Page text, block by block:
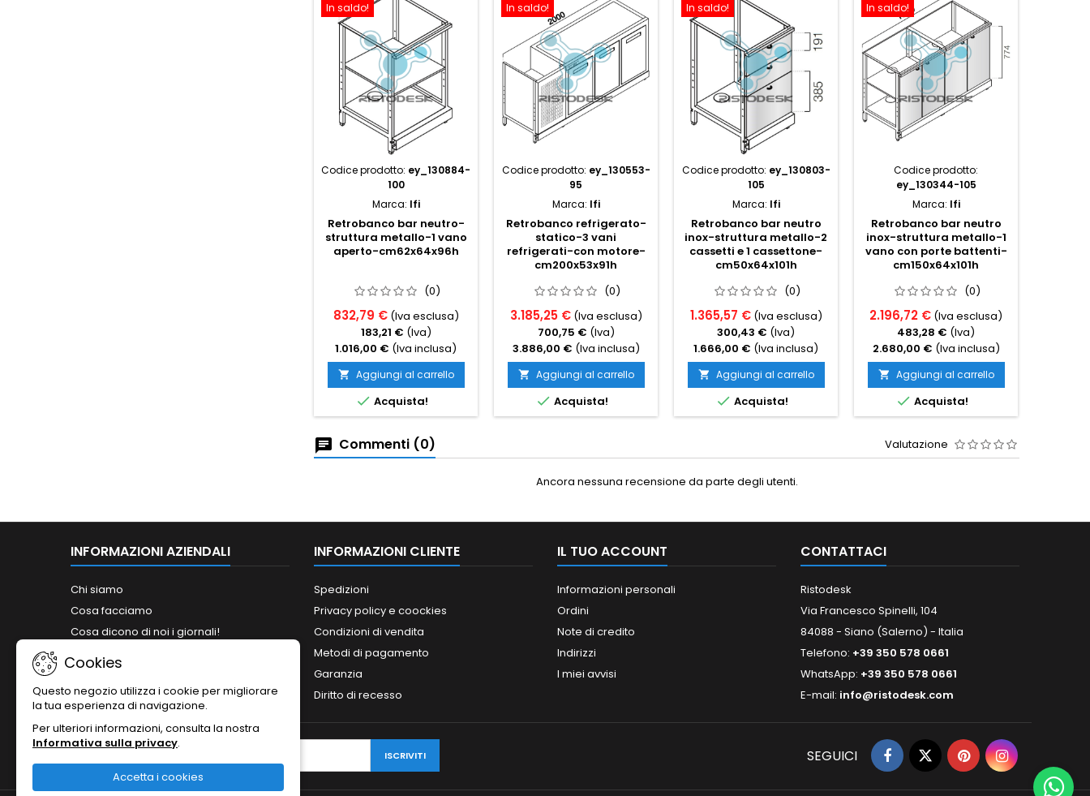
In saldo!
Codice prodotto: ey_130884-
100
Marca: Ifi
Retrobanco bar neutro-
struttura metallo-1 vano
aperto-cm62x64x96h
(0)
832,79 € (Iva esclusa)
183,21 € (Iva)
1.016,00 € (Iva inclusa)
 Aggiungi al carrello
 Acquista!
In saldo!
Codice prodotto: ey_130553-
95
Marca: Ifi
Retrobanco refrigerato-
statico-3 vani
refrigerati-con motore-
cm200x53x91h
(0)
3.185,25 € (Iva esclusa)
700,75 € (Iva)
3.886,00 € (Iva inclusa)
 Aggiungi al carrello
 Acquista!
In saldo!
Codice prodotto: ey_130803-
105
Marca: Ifi
Retrobanco bar neutro
inox-struttura metallo-2
cassetti e 1 cassettone-
cm50x64x101h
(0)
1.365,57 € (Iva esclusa)
300,43 € (Iva)
1.666,00 € (Iva inclusa)
 Aggiungi al carrello
 Acquista!
In saldo!
Codice prodotto:
ey_130344-105
Marca: Ifi
Retrobanco bar neutro
inox-struttura metallo-1
vano con porte battenti-
cm150x64x101h
(0)
2.196,72 € (Iva esclusa)
483,28 € (Iva)
2.680,00 € (Iva inclusa)
 Aggiungi al carrello
 Acquista!
Commenti (0) Valutazione
Ancora nessuna recensione da parte degli utenti.
INFORMAZIONI AZIENDALI
Chi siamo
Cosa facciamo
Cosa dicono di noi i giornali!
Contattaci
INFORMAZIONI CLIENTE
Spedizioni
Privacy policy e coockies
Condizioni di vendita
Metodi di pagamento
Garanzia
Diritto di recesso
IL TUO ACCOUNT
Informazioni personali
Ordini
Note di credito
Indirizzi
I miei avvisi
CONTATTACI
Ristodesk
Via Francesco Spinelli, 104
84088 - Siano (Salerno) - Italia
Telefono: +39 350 578 0661
WhatsApp: +39 350 578 0661
E-mail: info@ristodesk.com
Cookies
Questo negozio utilizza i cookie per migliorare
la tua esperienza di navigazione.
Per ulteriori informazioni, consulta la nostra
Informativa sulla privacy.
Accetta i cookies
SEGUICI